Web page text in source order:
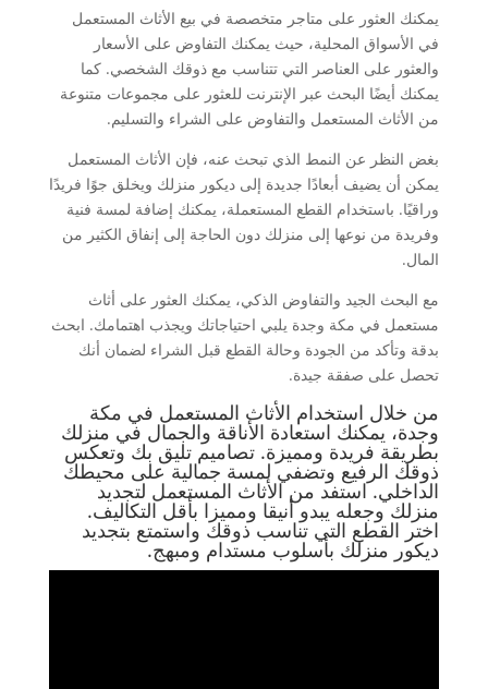
يمكنك العثور على متاجر متخصصة في بيع الأثاث المستعمل
في الأسواق المحلية، حيث يمكنك التفاوض على الأسعار
والعثور على العناصر التي تتناسب مع ذوقك الشخصي. كما
يمكنك أيضًا البحث عبر الإنترنت للعثور على مجموعات متنوعة
من الأثاث المستعمل والتفاوض على الشراء والتسليم.
بغض النظر عن النمط الذي تبحث عنه، فإن الأثاث المستعمل
يمكن أن يضيف أبعادًا جديدة إلى ديكور منزلك ويخلق جوًا فريدًا
وراقيًا. باستخدام القطع المستعملة، يمكنك إضافة لمسة فنية
وفريدة من نوعها إلى منزلك دون الحاجة إلى إنفاق الكثير من
المال.
مع البحث الجيد والتفاوض الذكي، يمكنك العثور على أثاث
مستعمل في مكة وجدة يلبي احتياجاتك ويجذب اهتمامك. ابحث
بدقة وتأكد من الجودة وحالة القطع قبل الشراء لضمان أنك
تحصل على صفقة جيدة.
من خلال استخدام الأثاث المستعمل في مكة
وجدة، يمكنك استعادة الأناقة والجمال في منزلك
بطريقة فريدة ومميزة. تصاميم تليق بك وتعكس
ذوقك الرفيع وتضفي لمسة جمالية على محيطك
الداخلي. استفد من الأثاث المستعمل لتجديد
منزلك وجعله يبدو أنيقا ومميزا بأقل التكاليف.
اختر القطع التي تناسب ذوقك واستمتع بتجديد
ديكور منزلك بأسلوب مستدام ومبهج.